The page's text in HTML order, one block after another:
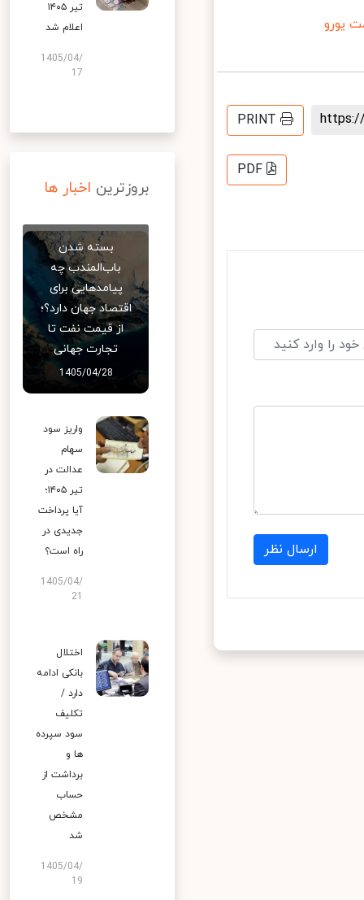
PRINT
PDF
ارسال نظر
تیر ۱۴۰۵
اعلام شد
1405/04/
17
بروزترین اخبار ها
بسته شدن
باب‌المندب چه
پیامدهایی برای
اقتصاد جهان دارد؟؛
از قیمت نفت تا
تجارت جهانی
1405/04/28
واریز سود
سهام
عدالت در
تیر ۱۴۰۵؛
آیا پرداخت
جدیدی در
راه است؟
1405/04/
اختلال
بانکی ادامه
دارد /
تکلیف
سود سپرده
ها و
برداشت از
حساب
مشخص
شد
1405/04/
19